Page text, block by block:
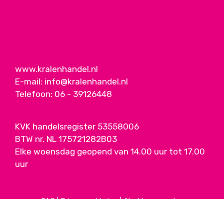
www.kralenhandel.nl
E-mail: info@kralenhandel.nl
Telefoon: 06 - 39126448
KVK handelsregister 53558006
BTW nr. NL 175721282B03
Elke woensdag geopend van 14.00 uur tot 17.00
uur